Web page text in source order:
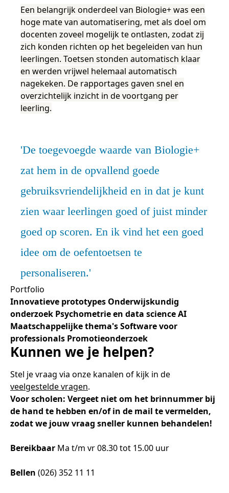
Een belangrijk onderdeel van Biologie+ was een
hoge mate van automatisering, met als doel om
docenten zoveel mogelijk te ontlasten, zodat zij
zich konden richten op het begeleiden van hun
leerlingen. Toetsen stonden automatisch klaar
en werden vrijwel helemaal automatisch
nagekeken. De rapportages gaven snel en
overzichtelijk inzicht in de voortgang per
leerling.
De toegevoegde waarde van Biologie+
zat hem in de opvallend goede
gebruiksvriendelijkheid en in dat je kunt
zien waar leerlingen goed of juist minder
goed op scoren. En ik vind het een goed
idee om de oefentoetsen te
personaliseren.
Portfolio
Innovatieve prototypes Onderwijskundig
onderzoek Psychometrie en data scienceAI
Maatschappelijke thema'sSoftware voor
professionals Promotieonderzoek
Kunnen we je helpen?
Stel je vraag via onze kanalen of kijk in de
veelgestelde vragen.
Voor scholen: Vergeet niet om het brinnummer bij
de hand te hebben en/of in de mail te vermelden,
zodat we jouw vraag sneller kunnen behandelen!
Bereikbaar Ma t/m vr 08.30 tot 15.00 uur
Bellen (026) 352 11 11